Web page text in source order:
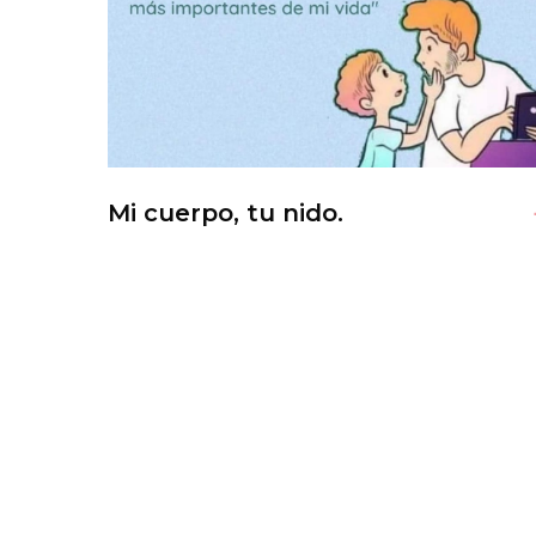
Mi cuerpo, tu nido.